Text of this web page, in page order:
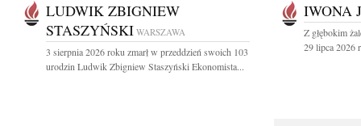
LUDWIK ZBIGNIEW
STASZYŃSKI WARSZAWA
3 sierpnia 2026 roku zmarł w przeddzień swoich 103
urodzin Ludwik Zbigniew Staszyński Ekonomista...
IWONA
Z głębokim
29 lipca 2026